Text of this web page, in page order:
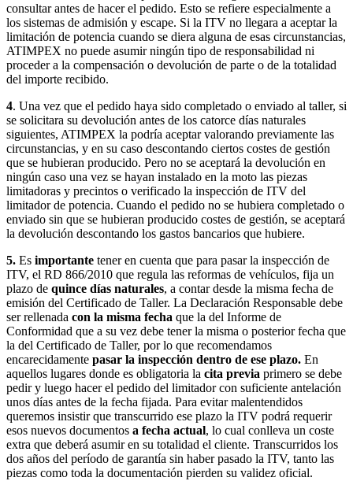
consultar antes de hacer el pedido. Esto se refiere especialmente a
los sistemas de admisión y escape. Si la ITV no llegara a aceptar la
limitación de potencia cuando se diera alguna de esas circunstancias,
ATIMPEX no puede asumir ningún tipo de responsabilidad ni
proceder a la compensación o devolución de parte o de la totalidad
del importe recibido.
4. Una vez que el pedido haya sido completado o enviado al taller, si
se solicitara su devolución antes de los catorce días naturales
siguientes, ATIMPEX la podría aceptar valorando previamente las
circunstancias, y en su caso descontando ciertos costes de gestión
que se hubieran producido. Pero no se aceptará la devolución en
ningún caso una vez se hayan instalado en la moto las piezas
limitadoras y precintos o verificado la inspección de ITV del
limitador de potencia. Cuando el pedido no se hubiera completado o
enviado sin que se hubieran producido costes de gestión, se aceptará
la devolución descontando los gastos bancarios que hubiere.
5. Es importante tener en cuenta que para pasar la inspección de
ITV, el RD 866/2010 que regula las reformas de vehículos, fija un
plazo de quince días naturales, a contar desde la misma fecha de
emisión del Certificado de Taller. La Declaración Responsable debe
ser rellenada con la misma fecha que la del Informe de
Conformidad que a su vez debe tener la misma o posterior fecha que
la del Certificado de Taller, por lo que recomendamos
encarecidamente pasar la inspección dentro de ese plazo. En
aquellos lugares donde es obligatoria la cita previa primero se debe
pedir y luego hacer el pedido del limitador con suficiente antelación
unos días antes de la fecha fijada. Para evitar malentendidos
queremos insistir que transcurrido ese plazo la ITV podrá requerir
esos nuevos documentos a fecha actual, lo cual conlleva un coste
extra que deberá asumir en su totalidad el cliente. Transcurridos los
dos años del período de garantía sin haber pasado la ITV, tanto las
piezas como toda la documentación pierden su validez oficial.